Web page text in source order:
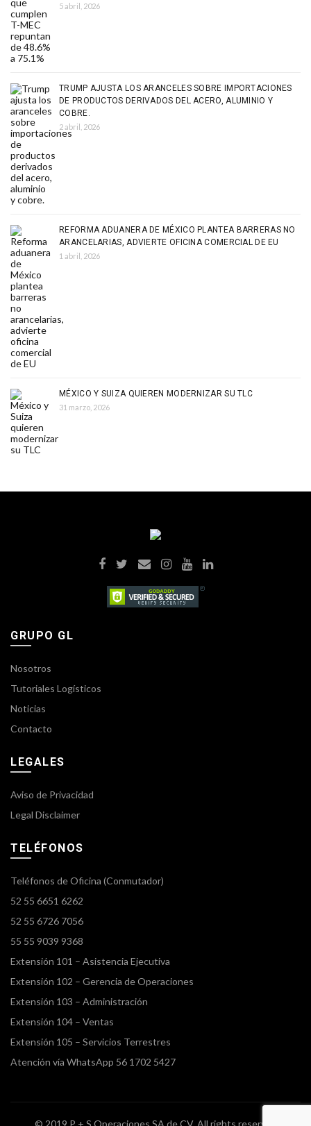
5 abril, 2026
TRUMP AJUSTA LOS ARANCELES SOBRE IMPORTACIONES
DE PRODUCTOS DERIVADOS DEL ACERO, ALUMINIO Y
COBRE.
2 abril, 2026
REFORMA ADUANERA DE MÉXICO PLANTEA BARRERAS NO
ARANCELARIAS, ADVIERTE OFICINA COMERCIAL DE EU
1 abril, 2026
MÉXICO Y SUIZA QUIEREN MODERNIZAR SU TLC
31 marzo, 2026
GRUPO GL
Nosotros
Tutoriales Logísticos
Noticias
Contacto
LEGALES
Aviso de Privacidad
Legal Disclaimer
TELÉFONOS
Teléfonos de Oficina (Conmutador)
52 55 6651 6262
52 55 6726 7056
55 55 9039 9368
Extensión 101 – Asistencia Ejecutiva
Extensión 102 – Gerencia de Operaciones
Extensión 103 – Administración
Extensión 104 – Ventas
Extensión 105 – Servicios Terrestres
Atención vía WhatsApp 56 1702 5427
© 2019 P + S Operaciones SA de CV. All rights reserved